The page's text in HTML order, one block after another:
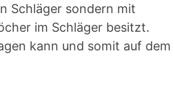
Schläger sondern mit
im Schläger besitzt.
kann und somit auf dem